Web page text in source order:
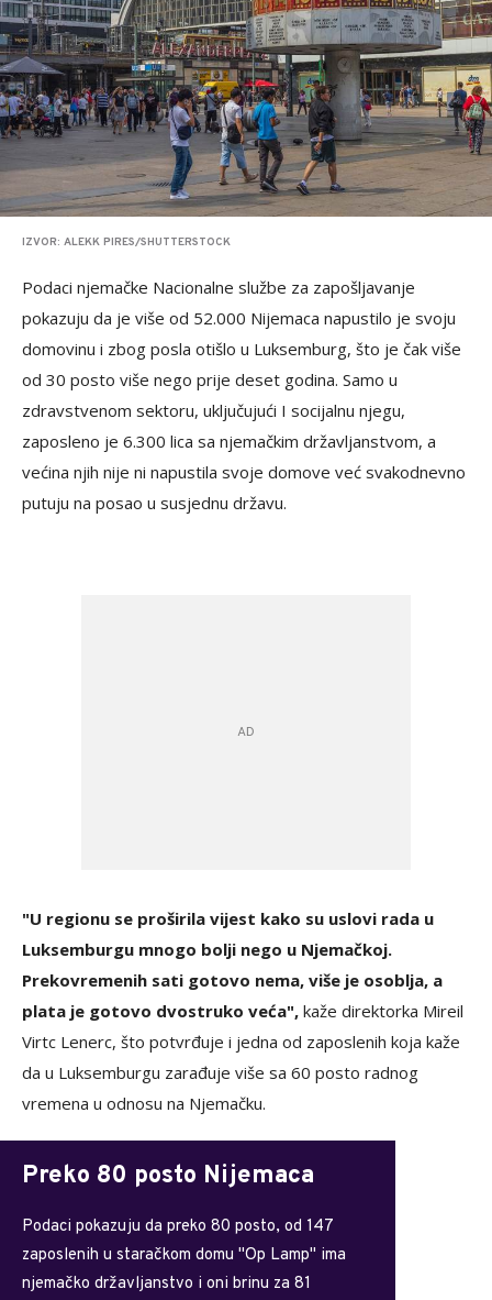
IZVOR: ALEKK PIRES/SHUTTERSTOCK
Podaci njemačke Nacionalne službe za zapošljavanje
pokazuju da je više od 52.000 Nijemaca napustilo je svoju
domovinu i zbog posla otišlo u Luksemburg, što je čak više
od 30 posto više nego prije deset godina. Samo u
zdravstvenom sektoru, uključujući I socijalnu njegu,
zaposleno je 6.300 lica sa njemačkim državljanstvom, a
većina njih nije ni napustila svoje domove već svakodnevno
putuju na posao u susjednu državu.
"U regionu se proširila vijest kako su uslovi rada u
Luksemburgu mnogo bolji nego u Njemačkoj.
Prekovremenih sati gotovo nema, više je osoblja, a
plata je gotovo dvostruko veća", kaže direktorka Mireil
Virtc Lenerc, što potvrđuje i jedna od zaposlenih koja kaže
da u Luksemburgu zarađuje više sa 60 posto radnog
vremena u odnosu na Njemačku.
Preko 80 posto Nijemaca
Podaci pokazuju da preko 80 posto, od 147
zaposlenih u staračkom domu "Op Lamp" ima
njemačko državljanstvo i oni brinu za 81